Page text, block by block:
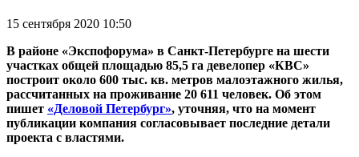
15 сентября 2020 10:50
В районе «Экспофорума» в Санкт-Петербурге на шести
участках общей площадью 85,5 га девелопер «КВС»
построит около 600 тыс. кв. метров малоэтажного жилья,
рассчитанных на проживание 20 611 человек. Об этом
пишет «Деловой Петербург», уточняя, что на момент
публикации компания согласовывает последние детали
проекта с властями.